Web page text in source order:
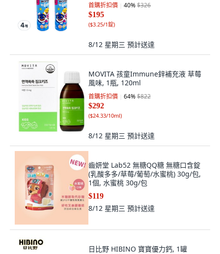
首購折扣價 40%$326
$195
($3.25/1錠)
8/12 星期三 預計送達
MOVITA 孩童Immune鋅補充液 草莓
風味, 1瓶, 120ml
首購折扣價 64%$822
$292
($24.33/10ml)
8/12 星期三 預計送達
齒妍堂 Lab52 無糖QQ糖 無糖口含錠
(乳酸多多/草莓/葡萄/水蜜桃) 30g/包,
1個, 水蜜桃 30g/包
$119
8/12 星期三 預計送達
日比野 HIBINO 寶寶優力鈣, 1罐